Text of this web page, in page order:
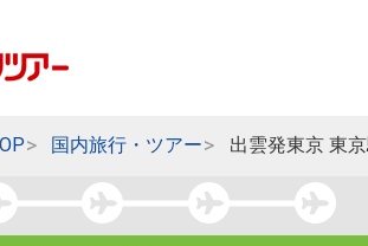
国内旅行・ツアー 出雲発東京 東